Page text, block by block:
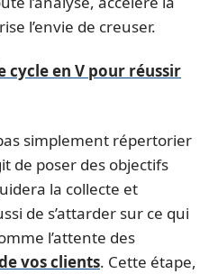
l’envie de creuser.
cycle en V pour réussir
simplement répertorier
de poser des objectifs
la collecte et
de s’attarder sur ce qui
l’attente des
vos clients. Cette étape,